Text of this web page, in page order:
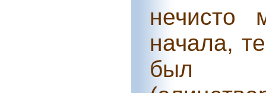
нечисто
начала,
был